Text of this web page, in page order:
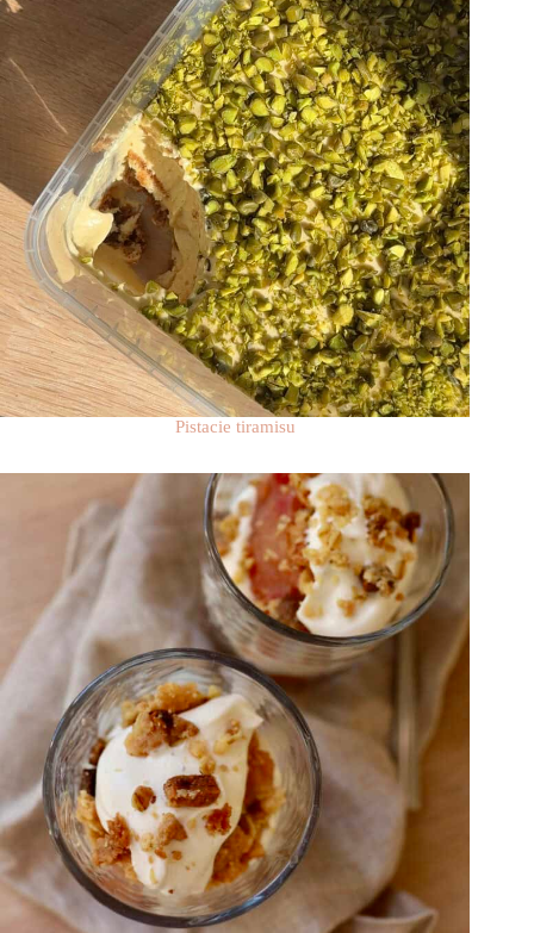
Pistacie tiramisu